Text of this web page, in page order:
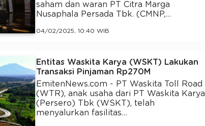
saham dan waran PT Citra Marga
Nusaphala Persada Tbk. (CMNP,…
04/02/2025, 10:40 WIB
Entitas Waskita Karya (WSKT) Lakukan
Transaksi Pinjaman Rp270M
EmitenNews.com - PT Waskita Toll Road
(WTR), anak usaha dari PT Waskita Karya
(Persero) Tbk (WSKT), telah
menyalurkan fasilitas…